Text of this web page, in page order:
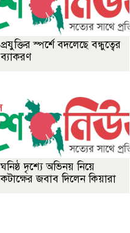
প্রযুক্তির স্পর্শে বদলেছে বন্ধুত্বের
ব্যাকরণ
ঘনিষ্ঠ দৃশ্যে অভিনয় নিয়ে
কটাক্ষের জবাব দিলেন কিয়ারা